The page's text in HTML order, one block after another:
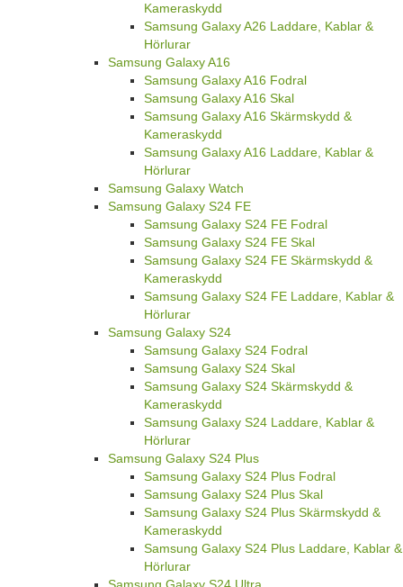
Kameraskydd
Samsung Galaxy A26 Laddare, Kablar &
Hörlurar
Samsung Galaxy A16
Samsung Galaxy A16 Fodral
Samsung Galaxy A16 Skal
Samsung Galaxy A16 Skärmskydd &
Kameraskydd
Samsung Galaxy A16 Laddare, Kablar &
Hörlurar
Samsung Galaxy Watch
Samsung Galaxy S24 FE
Samsung Galaxy S24 FE Fodral
Samsung Galaxy S24 FE Skal
Samsung Galaxy S24 FE Skärmskydd &
Kameraskydd
Samsung Galaxy S24 FE Laddare, Kablar &
Hörlurar
Samsung Galaxy S24
Samsung Galaxy S24 Fodral
Samsung Galaxy S24 Skal
Samsung Galaxy S24 Skärmskydd &
Kameraskydd
Samsung Galaxy S24 Laddare, Kablar &
Hörlurar
Samsung Galaxy S24 Plus
Samsung Galaxy S24 Plus Fodral
Samsung Galaxy S24 Plus Skal
Samsung Galaxy S24 Plus Skärmskydd &
Kameraskydd
Samsung Galaxy S24 Plus Laddare, Kablar &
Hörlurar